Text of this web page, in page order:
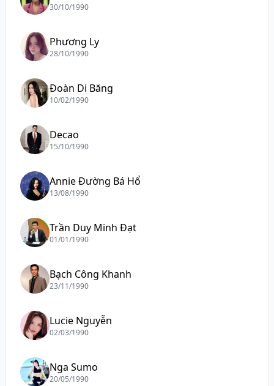
30/10/1990
Phương Ly
28/10/1990
Đoàn Di Băng
10/02/1990
Decao
15/10/1990
Annie Đường Bá Hổ
13/08/1990
Trần Duy Minh Đạt
01/01/1990
Bạch Công Khanh
23/11/1990
Lucie Nguyễn
02/03/1990
Nga Sumo
20/05/1990